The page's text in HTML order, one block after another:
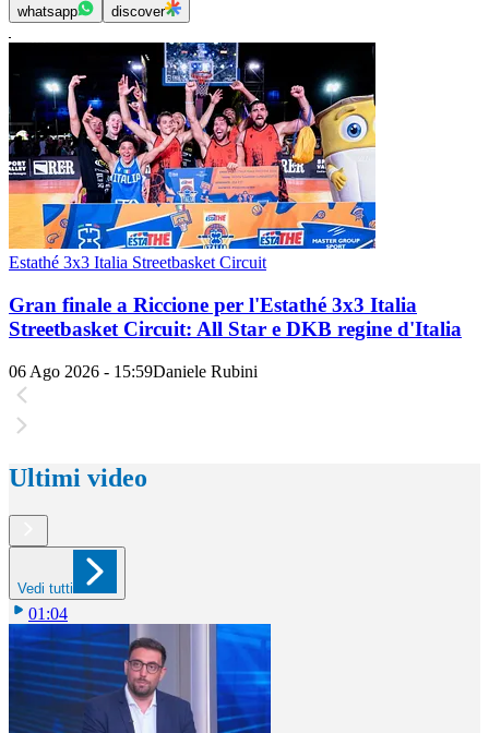
whatsapp discover
Estathé 3x3 Italia Streetbasket Circuit
Gran finale a Riccione per l'Estathé 3x3 Italia
Streetbasket Circuit: All Star e DKB regine d'Italia
06 Ago 2026 - 15:59Daniele Rubini
Ultimi video
Vedi tutti
01:04